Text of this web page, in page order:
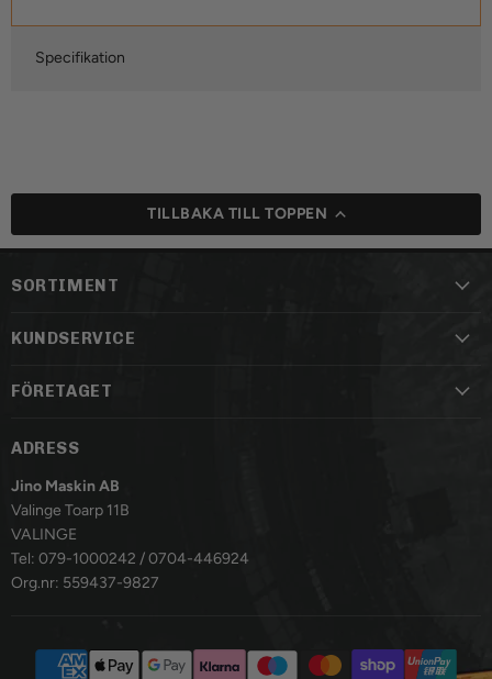
Specifikation
TILLBAKA TILL TOPPEN
SORTIMENT
KUNDSERVICE
FÖRETAGET
ADRESS
Jino Maskin AB
Valinge Toarp 11B
VALINGE
Tel: 079-1000242 / 0704-446924
Org.nr: 559437-9827